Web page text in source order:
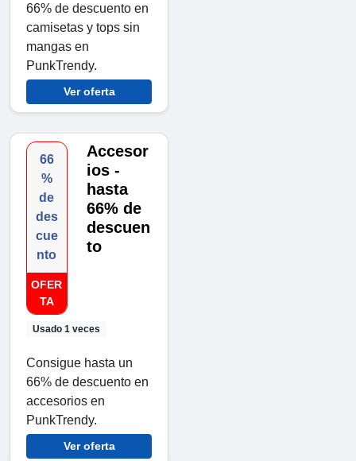
66% de descuento en
camisetas y tops sin
mangas en
PunkTrendy.
Ver oferta
66
%
de
des
cue
nto
OFER
TA
Usado 1 veces
Accesor
ios -
hasta
66% de
descuen
to
Consigue hasta un
66% de descuento en
accesorios en
PunkTrendy.
Ver oferta